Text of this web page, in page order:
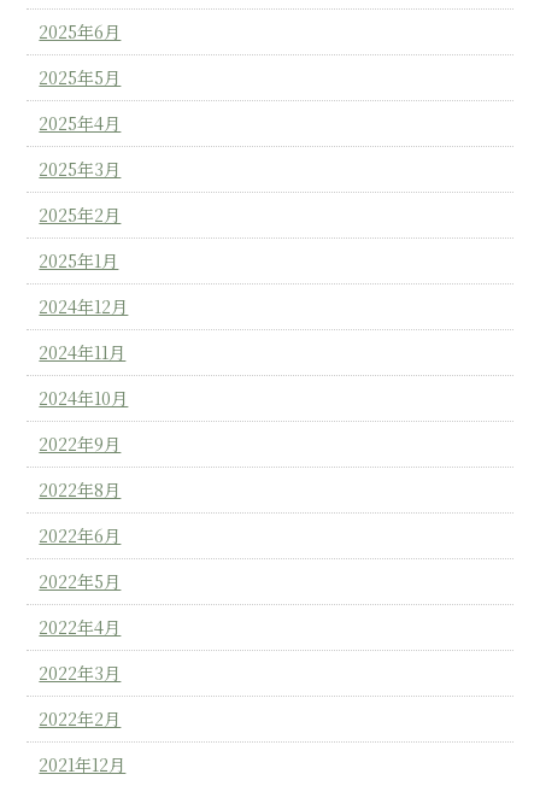
2025年6月
2025年5月
2025年4月
2025年3月
2025年2月
2025年1月
2024年12月
2024年11月
2024年10月
2022年9月
2022年8月
2022年6月
2022年5月
2022年4月
2022年3月
2022年2月
2021年12月